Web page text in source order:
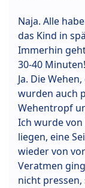
Naja. Alle
das Kind in
Immerhin
30-40 Minuten!
Ja. Die
wurden auch
Wehentropf
Ich wurde
liegen, eine
wieder von
Veratmen
nicht